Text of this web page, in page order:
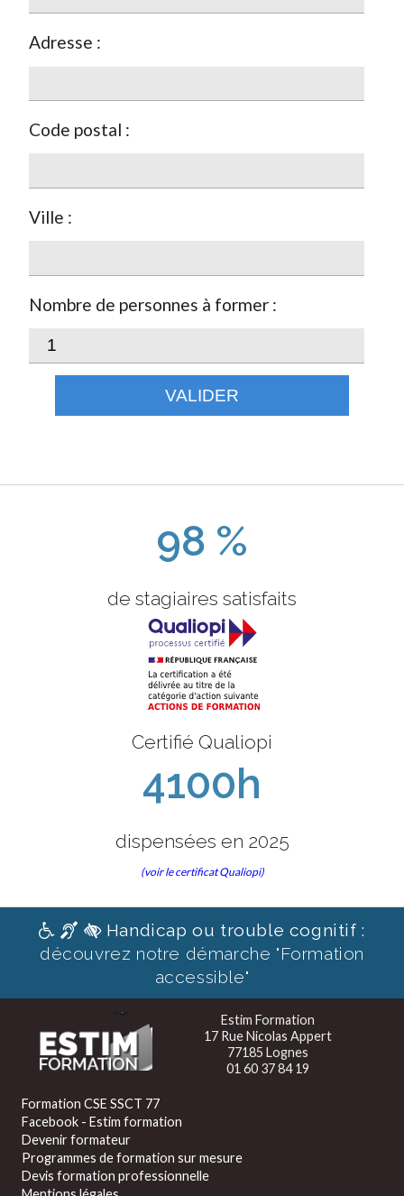
Adresse :
Code postal :
Ville :
Nombre de personnes à former :
VALIDER
98 %
de stagiaires satisfaits
Certifié Qualiopi
4100h
dispensées en 2025
(voir le certificat Qualiopi)
Handicap ou trouble cognitif :
découvrez notre démarche "Formation
accessible"
Estim Formation
17 Rue Nicolas Appert
77185 Lognes
01 60 37 84 19
Formation CSE SSCT 77
Facebook - Estim formation
Devenir formateur
Programmes de formation sur mesure
Devis formation professionnelle